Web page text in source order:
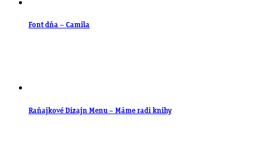
Font dňa – Camila
Raňajkové Dizajn Menu – Máme radi knihy